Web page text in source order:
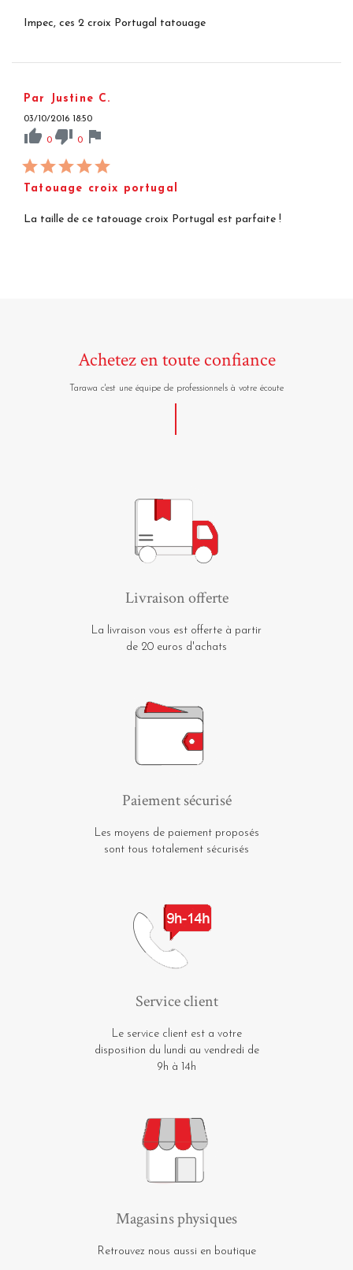
Impec, ces 2 croix Portugal tatouage
Par Justine C.
03/10/2016 18:50
thumb_up 0 thumb_down 0 flag
Tatouage croix portugal
La taille de ce tatouage croix Portugal est parfaite !
Achetez en toute confiance
Tarawa c'est une équipe de professionnels à votre écoute
Livraison offerte
La livraison vous est offerte à partir
de 20 euros d'achats
Paiement sécurisé
Les moyens de paiement proposés
sont tous totalement sécurisés
Service client
Le service client est a votre
disposition du lundi au vendredi de
9h à 14h
Magasins physiques
Retrouvez nous aussi en boutique